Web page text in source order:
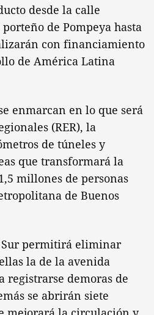
desde la calle
de Pompeya hasta
con financiamiento
de América Latina
enmarcan en lo que será
(RER), la
de túneles y
que transformará la
millones de personas
de Buenos
Sur permitirá eliminar
la de la avenida
registrarse demoras de
se abrirán siete